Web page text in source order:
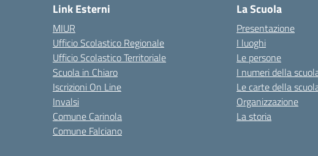
Link Esterni
MIUR
Ufficio Scolastico Regionale
Ufficio Scolastico Territoriale
Scuola in Chiaro
Iscrizioni On Line
Invalsi
Comune Carinola
Comune Falciano
La Scuola
Presentazione
I luoghi
Le persone
I numeri della
Le carte della
Organizzazione
La storia